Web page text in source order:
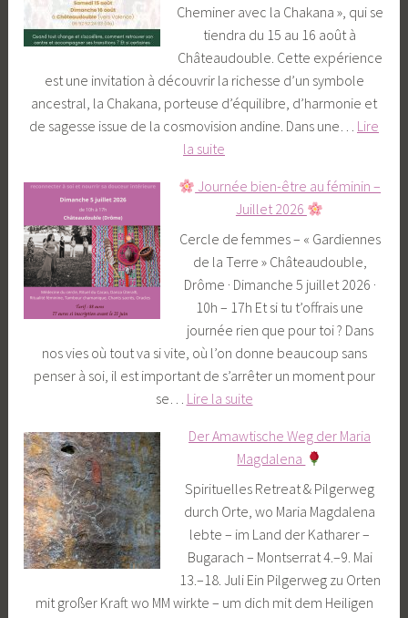
Cheminer avec la Chakana », qui se
tiendra du 15 au 16 août à
Châteaudouble. Cette expérience
est une invitation à découvrir la richesse d’un symbole
ancestral, la Chakana, porteuse d’équilibre, d’harmonie et
de sagesse issue de la cosmovision andine. Dans une… Lire
la suite
a
e
i
m
m
e
r
s
i
«
h
e
m
i
n
e
Journée bien-être au féminin –
Juillet 2026
Cercle de femmes – « Gardiennes
de la Terre » Châteaudouble,
Drôme · Dimanche 5 juillet 2026 ·
10h – 17h Et si tu t’offrais une
journée rien que pour toi ? Dans
nos vies où tout va si vite, où l’on donne beaucoup sans
penser à soi, il est important de s’arrêter un moment pour
se… Lire la suite
o
u
r
n
é
e
b
i
Der Amawtische Weg der Maria
Magdalena
Spirituelles Retreat & Pilgerweg
durch Orte, wo Maria Magdalena
lebte – im Land der Katharer –
Bugarach – Montserrat 4.–9. Mai
13.–18. Juli Ein Pilgerweg zu Orten
mit großer Kraft wo MM wirkte – um dich mit dem Heiligen